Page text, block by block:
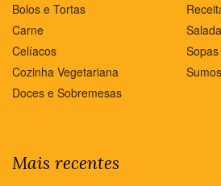
Bolos e Tortas
Carne
Celíacos
Cozinha Vegetariana
Doces e Sobremesas
Sopas
Mais recentes